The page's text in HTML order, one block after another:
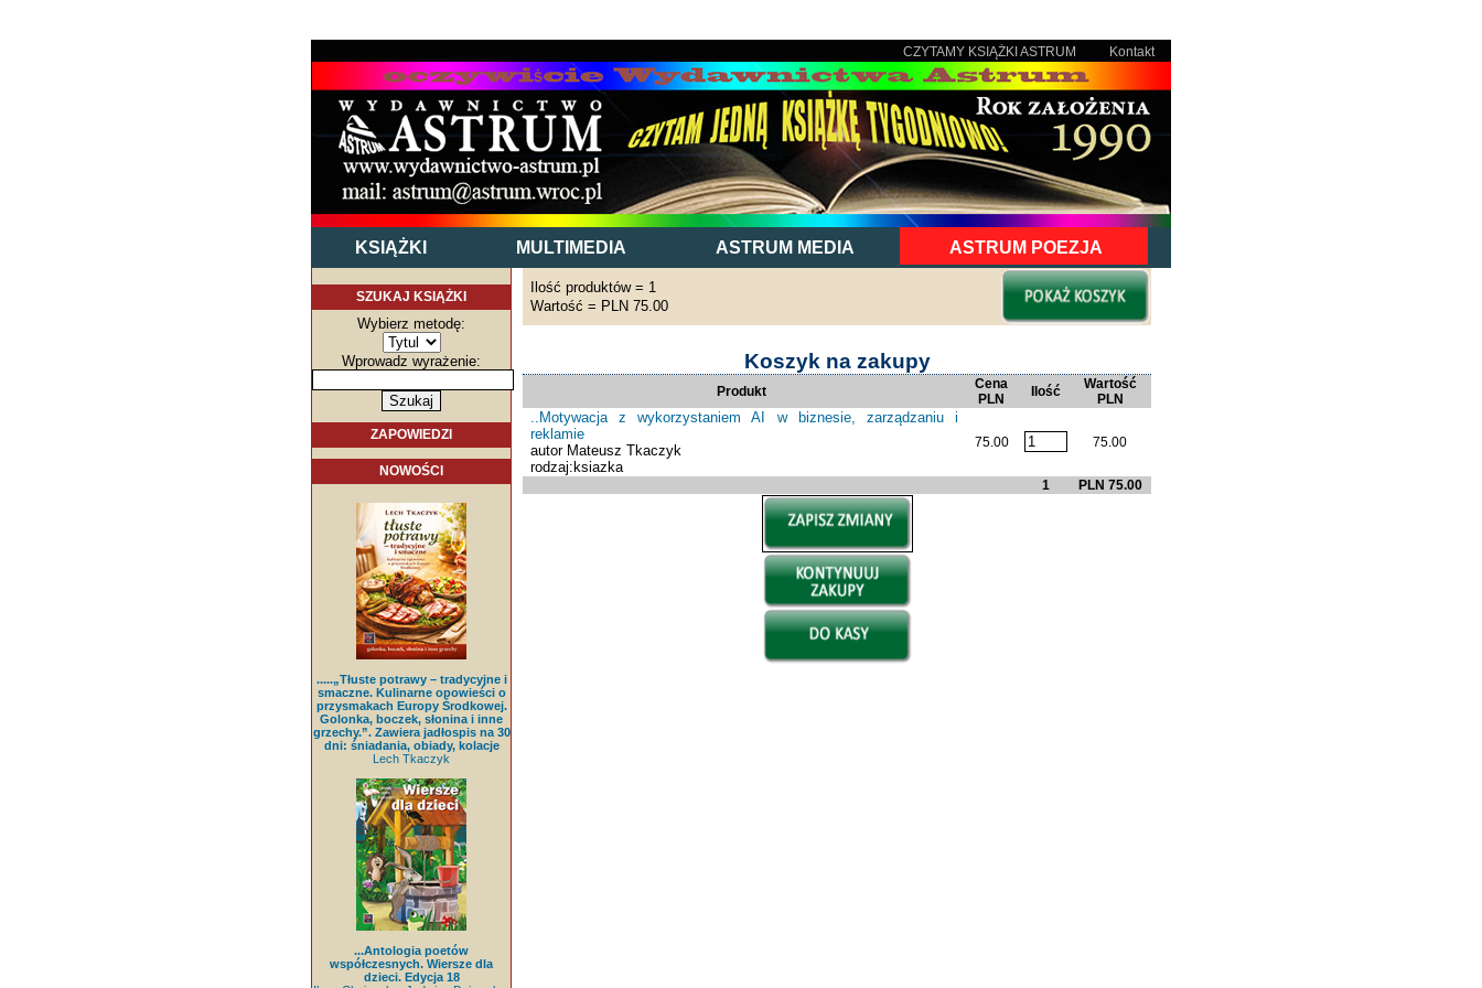
Kontakt
CZYTAMY KSIĄŻKI ASTRUM
KSIĄŻKI MULTIMEDIA ASTRUM MEDIA ASTRUM POEZJA
SZUKAJ KSIĄŻKI
Wybierz metodę:
Wprowadz wyrażenie:
ZAPOWIEDZI
NOWOŚCI
.....„Tłuste potrawy – tradycyjne i
smaczne. Kulinarne opowieści o
przysmakach Europy Środkowej.
Golonka, boczek, słonina i inne
grzechy.”. Zawiera jadłospis na 30
dni: śniadania, obiady, kolacje
Lech Tkaczyk
...Antologia poetów
współczesnych. Wiersze dla
dzieci. Edycja 18
Ilość produktów = 1
Wartość = PLN 75.00
Koszyk na zakupy
Produkt
Cena
PLN
Ilość
Wartość
PLN
..Motywacja z wykorzystaniem AI w biznesie, zarządzaniu i
reklamie
autor Mateusz Tkaczyk
rodzaj:ksiazka
75.00 75.00
1 PLN 75.00